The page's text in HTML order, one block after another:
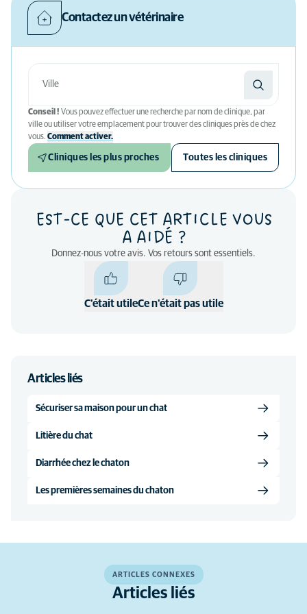
Contactez un vétérinaire
Conseil ! Vous pouvez effectuer une recherche par nom de clinique, par
ville ou utiliser votre emplacement pour trouver des cliniques près de chez
vous. Comment activer.
Cliniques les plus proches Toutes les cliniques
EST-CE QUE CET ARTICLE VOUS
A AIDÉ ?
Donnez-nous votre avis. Vos retours sont essentiels.
C'était utileCe n'était pas utile
Articles liés
Sécuriser sa maison pour un chat
Litière du chat
Diarrhée chez le chaton
Les premières semaines du chaton
ARTICLES CONNEXES
Articles liés